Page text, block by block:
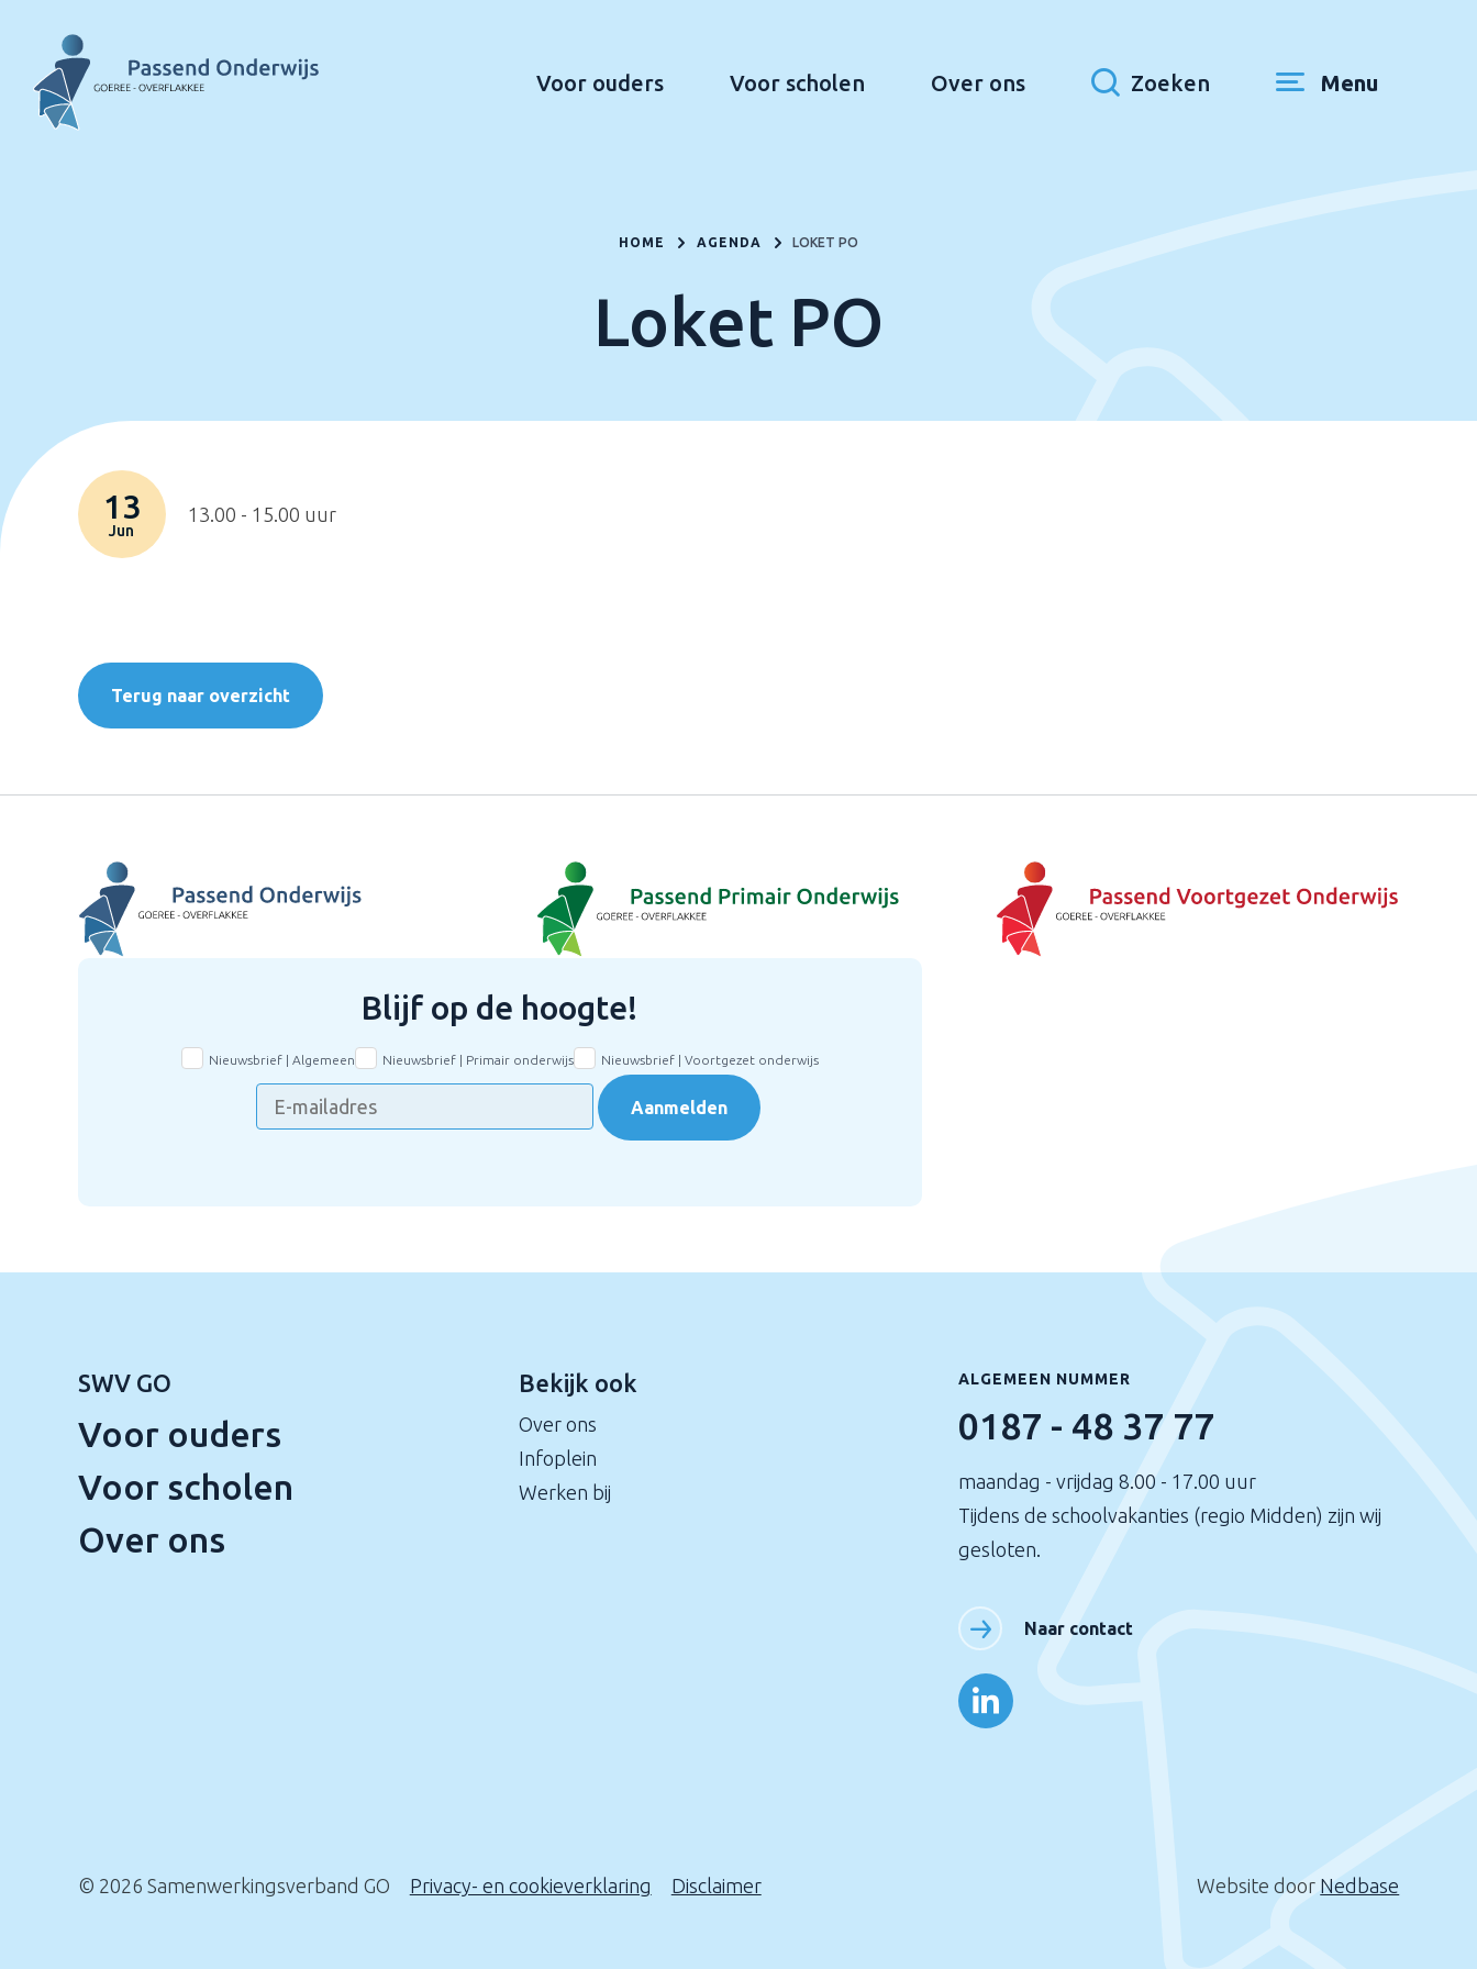
Voor ouders Voor scholen Over ons Zoeken Menu
HOME AGENDA LOKET PO
Loket PO
13
Jun
13.00 - 15.00 uur
Terug naar overzicht
Blijf op de hoogte!
Aanmelden
Nieuwsbrief | Algemeen Nieuwsbrief | Primair onderwijs Nieuwsbrief | Voortgezet onderwijs
SWV GO
Voor ouders
Voor scholen
Over ons
Bekijk ook
Over ons
Infoplein
Werken bij
ALGEMEEN NUMMER
0187 - 48 37 77
maandag - vrijdag 8.00 - 17.00 uur
Tijdens de schoolvakanties (regio Midden) zijn wij
gesloten.
Naar contact
© 2026 Samenwerkingsverband GO Privacy- en cookieverklaring Disclaimer Website door Nedbase